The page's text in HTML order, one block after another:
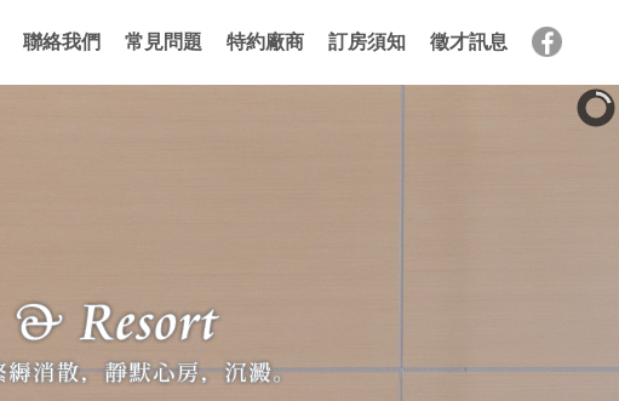
聯絡我們 常見問題 特約廠商 訂房須知 徵才訊息